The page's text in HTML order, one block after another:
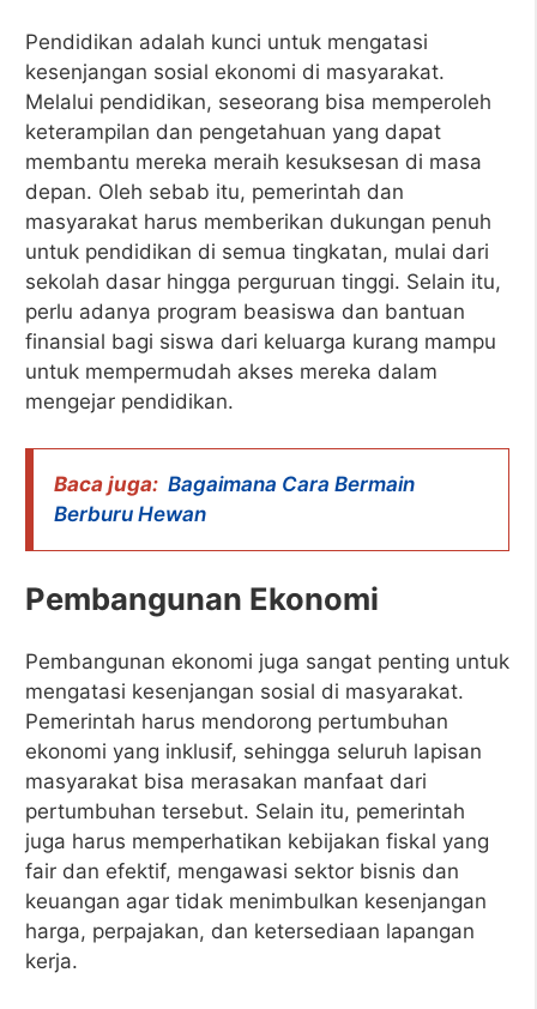
Pendidikan adalah kunci untuk mengatasi
kesenjangan sosial ekonomi di masyarakat.
Melalui pendidikan, seseorang bisa memperoleh
keterampilan dan pengetahuan yang dapat
membantu mereka meraih kesuksesan di masa
depan. Oleh sebab itu, pemerintah dan
masyarakat harus memberikan dukungan penuh
untuk pendidikan di semua tingkatan, mulai dari
sekolah dasar hingga perguruan tinggi. Selain itu,
perlu adanya program beasiswa dan bantuan
finansial bagi siswa dari keluarga kurang mampu
untuk mempermudah akses mereka dalam
mengejar pendidikan.
Baca juga: Bagaimana Cara Bermain
Berburu Hewan
Pembangunan Ekonomi
Pembangunan ekonomi juga sangat penting untuk
mengatasi kesenjangan sosial di masyarakat.
Pemerintah harus mendorong pertumbuhan
ekonomi yang inklusif, sehingga seluruh lapisan
masyarakat bisa merasakan manfaat dari
pertumbuhan tersebut. Selain itu, pemerintah
juga harus memperhatikan kebijakan fiskal yang
fair dan efektif, mengawasi sektor bisnis dan
keuangan agar tidak menimbulkan kesenjangan
harga, perpajakan, dan ketersediaan lapangan
kerja.